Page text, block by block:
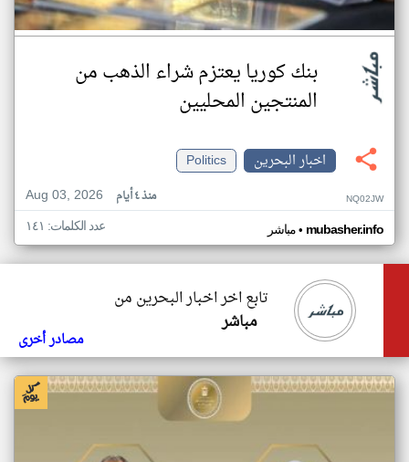
بنك كوريا يعتزم شراء الذهب من
المنتجين المحليين
اخبار البحرين
Politics
Aug 03, 2026
منذ ٤ أيام NQ02JW
مباشر• mubasher.info عدد الكلمات: ١٤١
تابع اخر اخبار البحرين من
مباشر
مصادر أخرى